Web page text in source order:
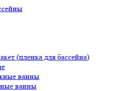
(пленка для бассейна)
ванны
ванны